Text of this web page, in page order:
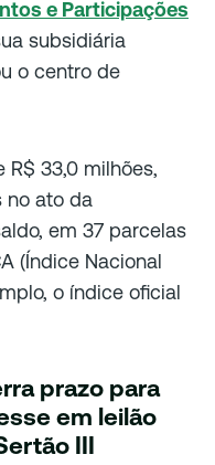
e Participações
subsidiária
o centro de
33,0 milhões,
no ato da
em 37 parcelas
(Índice Nacional
o índice oficial
prazo para
em leilão
III